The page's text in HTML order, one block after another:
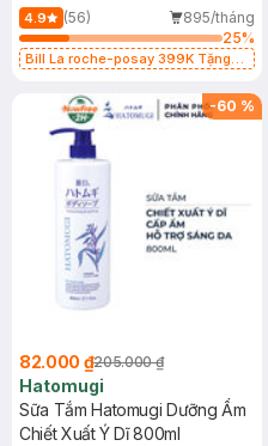
Dụng 40ml
4.9 (56)
895/tháng
25%
Bill La roche-posay 399K Tặng
(SL có hạn)
-60 %
82.000 ₫205.000 ₫
Hatomugi
Sữa Tắm Hatomugi Dưỡng Ẩm
Chiết Xuất Ý Dĩ 800ml